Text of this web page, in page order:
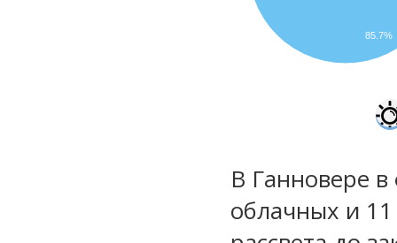
85.7%
В Ганновере
облачных и